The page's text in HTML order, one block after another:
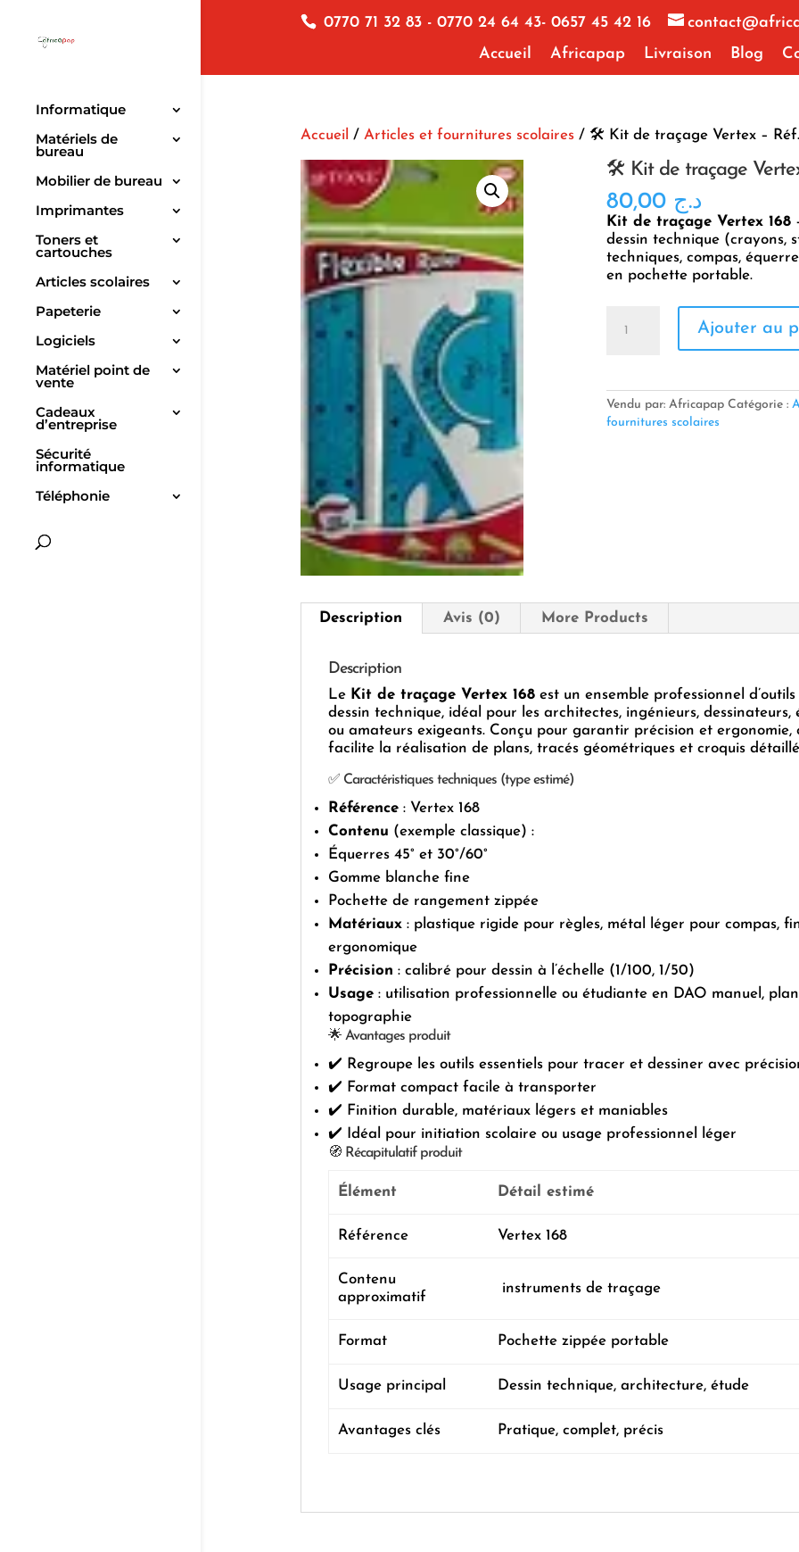
0770 71 32 83 - 0770 24 64 43- 0657 45 42 16
Accueil
Africapap Livraison Blog
Informatique
Matériels de
bureau
Mobilier de bureau
Imprimantes
Toners et
cartouches
Articles scolaires
Papeterie
Logiciels
Matériel point de
vente
Cadeaux
d’entreprise
Sécurité
informatique
Téléphonie
Accueil / Articles et fournitures scolaires/ 🛠️ Kit de traçage Vertex – Réf.
🛠️ Kit de traçage
د.ج 80,00
Kit de traçage Vertex 168
dessin technique (crayons,
techniques, compas,
en pochette portable.
traçage
Vertex
Ajouter au
Vendu par: Africapap Catégorie :
fournitures scolaires
Description Avis (0) More Products
Description
Le Kit de traçage Vertex 168est un ensemble professionnel d’outils
dessin technique, idéal pour les architectes, ingénieurs, dessinateurs,
ou amateurs exigeants. Conçu pour garantir précision et ergonomie,
facilite la réalisation de plans, tracés géométriques et croquis
✅ Caractéristiques techniques (type estimé)
Référence: Vertex 168
Contenu (exemple classique) :
Équerres 45° et 30°/60°
Gomme blanche fine
Pochette de rangement zippée
Matériaux: plastique rigide pour règles, métal léger pour compas,
ergonomique
Précision : calibré pour dessin à l’échelle (1/100, 1/50)
Usage: utilisation professionnelle ou étudiante en DAO manuel,
topographie
🌟 Avantages produit
✔️ Regroupe les outils essentiels pour tracer et dessiner avec
✔️ Format compact facile à transporter
✔️ Finition durable, matériaux légers et maniables
✔️ Idéal pour initiation scolaire ou usage professionnel léger
🧭 Récapitulatif produit
Élément Détail estimé
Référence Vertex 168
Contenu
approximatif
instruments de traçage
Format Pochette zippée portable
Usage principal Dessin technique, architecture, étude
Avantages clés Pratique, complet, précis